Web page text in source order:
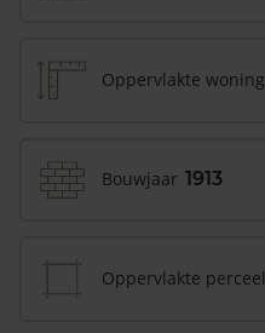
Oppervlakte woning
Bouwjaar 1913
Oppervlakte perceel